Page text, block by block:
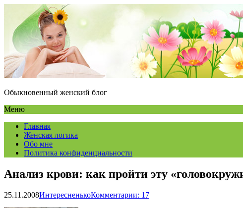
Обыкновенный женский блог
Меню
Главная
Женская логика
Обо мне
Политика конфиденциальности
Анализ крови: как пройти эту
25.11.2008ИнтересненькоКомментарии: 17